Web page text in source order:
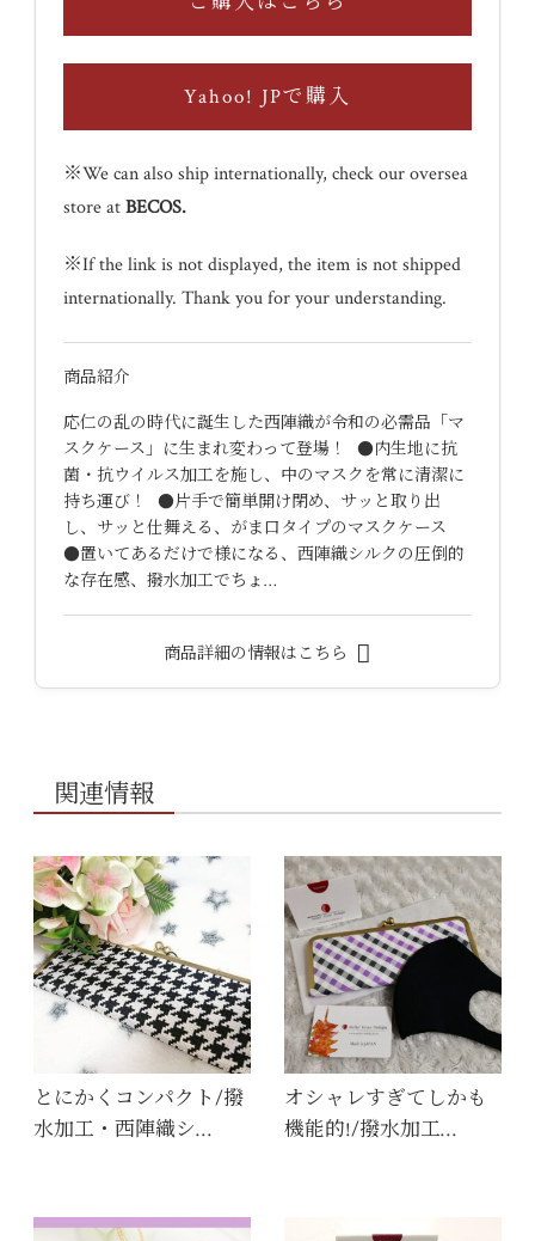
Yahoo! JPで購入
※We can also ship internationally, check our oversea
store atBECOS.
※If the link is not displayed, the item is not shipped
internationally. Thank you for your understanding.
商品紹介
応仁の乱の時代に誕生した西陣織が令和の必需品「マ
スクケース」に生まれ変わって登場！ ●内生地に抗
菌・抗ウイルス加工を施し、中のマスクを常に清潔に
持ち運び！ ●片手で簡単開け閉め、サッと取り出
し、サッと仕舞える、がま口タイプのマスクケース
●置いてあるだけで様になる、西陣織シルクの圧倒的
な存在感、撥水加工でちょ…
商品詳細の情報はこちら
関連情報
とにかくコンパクト/撥
水加工・西陣織シ…
オシャレすぎてしかも
機能的!/撥水加工…